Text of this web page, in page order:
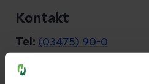
Kontakt
Tel: (03475) 90-0